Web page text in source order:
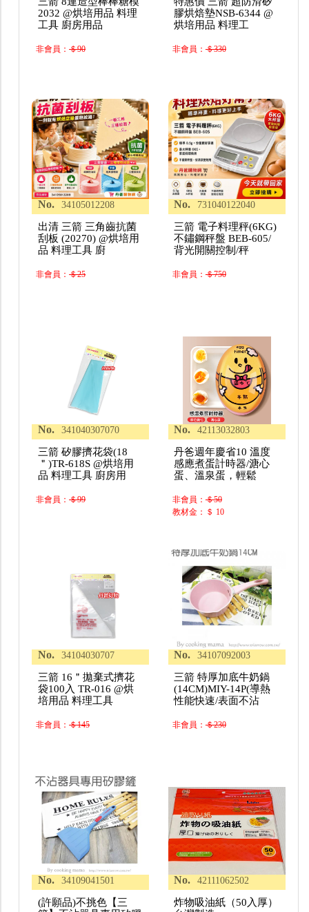
2032 @烘培用品 料理
工具 廚房用品
非會員：＄90
膠烘焙墊NSB-6344 @
烘培用品 料理工
非會員：＄330
No. 34105012208
出清 三箭 三角齒抗菌
刮板 (20270) @烘培用
品 料理工具 廚
非會員：＄25
No. 731040122040
三箭 電子料理秤(6KG)
不鏽鋼秤盤 BEB-605/
背光開關控制/秤
非會員：＄750
No. 341040307070
三箭 矽膠擠花袋(18
＂)TR-618S @烘培用
品 料理工具 廚房用
非會員：＄99
No. 42113032803
丹爸週年慶省10 溫度
感應煮蛋計時器/溏心
蛋、溫泉蛋，輕鬆
非會員：＄50
教材金：＄ 10
No. 34104030707
三箭 16＂拋棄式擠花
袋100入 TR-016 @烘
培用品 料理工具
非會員：＄145
No. 34107092003
三箭 特厚加底牛奶鍋
(14CM)MIY-14P(導熱
性能快速/表面不沾
非會員：＄230
No. 34109041501
(許願品)不挑色【三
No. 42111062502
炸物吸油紙（50入厚）